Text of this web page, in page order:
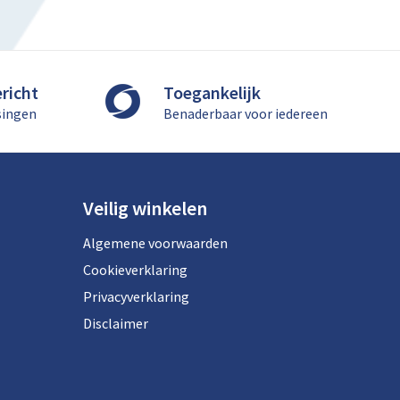
Toegankelijk
Benaderbaar voor iedereen
Veilig winkelen
Algemene voorwaarden
Cookieverklaring
Privacyverklaring
Disclaimer